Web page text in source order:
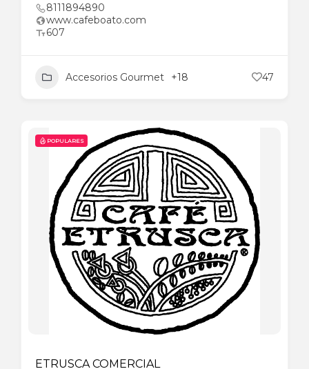
8111894890
www.cafeboato.com
607
Accesorios Gourmet +18 47
POPULARES
ETRUSCA COMERCIAL